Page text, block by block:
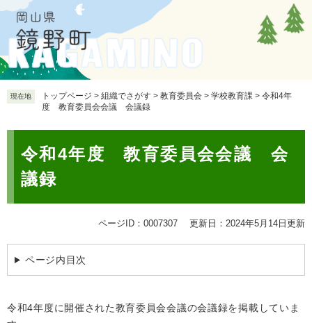
先
頭
を
飛
現在地 トップページ > 組織でさがす > 教育委員会 > 学校教育課 > 令和4年
度 教育委員会会議 会議録
令和4年度 教育委員会会議 会
議録
ページID：0007307 更新日：2024年5月14日更新
ページ内目次
令和4年度に開催された教育委員会会議の会議録を掲載していま